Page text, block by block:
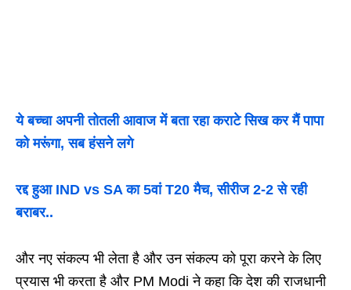
ये बच्चा अपनी तोतली आवाज में बता रहा कराटे सिख कर मैं पापा
को मरूंगा, सब हंसने लगे
रद्द हुआ IND vs SA का 5वां T20 मैच, सीरीज 2-2 से रही
बराबर..
और नए संकल्प भी लेता है और उन संकल्प को पूरा करने के लिए
प्रयास भी करता है और PM Modi ने कहा कि देश की राजधानी